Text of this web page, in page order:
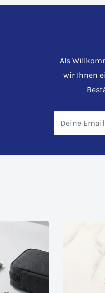
Als
wir Ihnen
Deine Email